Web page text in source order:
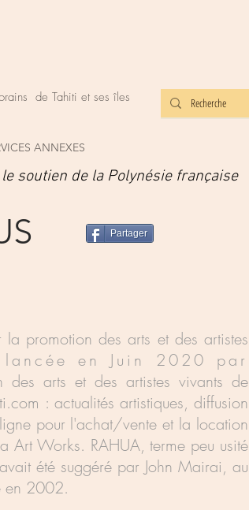
de Tahiti et ses îles
ANNEXES
soutien de la Polynésie française
Partager
promotion des arts et des artistes
en Juin 2020 par
des arts et des artistes vivants de
: actualités artistiques, diffusion
pour l'achat/vente et la location
Art Works. RAHUA, terme peu usité
été suggéré par John Mairai, au
en 2002.